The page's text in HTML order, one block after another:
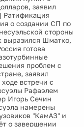
заявил
Ратификация
о создании СП по
стороны
выразился Шматко,
готова
проблем с
заявил
встречи с
Рафаэлем
Игорь Сечин
намерены
"КамАЗ" и
о завершении